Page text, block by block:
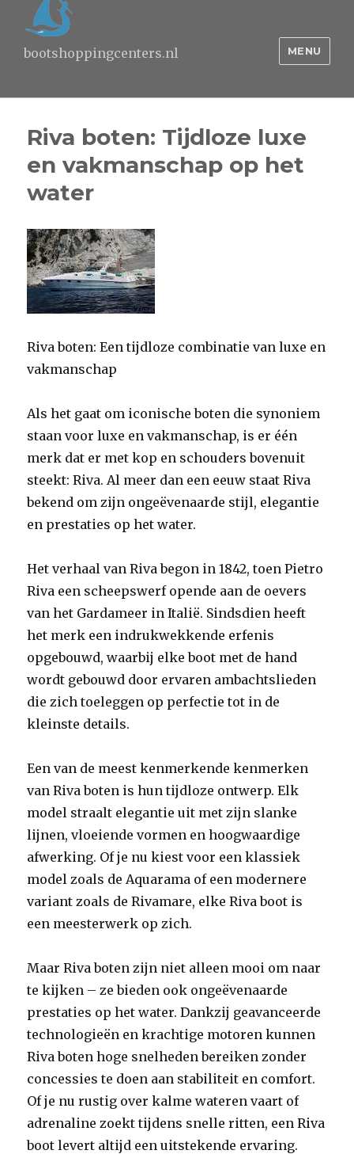
bootshoppingcenters.nl MENU
Riva boten: Tijdloze luxe
en vakmanschap op het
water
Riva boten: Een tijdloze combinatie van luxe en
vakmanschap
Als het gaat om iconische boten die synoniem
staan ​​voor luxe en vakmanschap, is er één
merk dat er met kop en schouders bovenuit
steekt: Riva. Al meer dan een eeuw staat Riva
bekend om zijn ongeëvenaarde stijl, elegantie
en prestaties op het water.
Het verhaal van Riva begon in 1842, toen Pietro
Riva een scheepswerf opende aan de oevers
van het Gardameer in Italië. Sindsdien heeft
het merk een indrukwekkende erfenis
opgebouwd, waarbij elke boot met de hand
wordt gebouwd door ervaren ambachtslieden
die zich toeleggen op perfectie tot in de
kleinste details.
Een van de meest kenmerkende kenmerken
van Riva boten is hun tijdloze ontwerp. Elk
model straalt elegantie uit met zijn slanke
lijnen, vloeiende vormen en hoogwaardige
afwerking. Of je nu kiest voor een klassiek
model zoals de Aquarama of een modernere
variant zoals de Rivamare, elke Riva boot is
een meesterwerk op zich.
Maar Riva boten zijn niet alleen mooi om naar
te kijken – ze bieden ook ongeëvenaarde
prestaties op het water. Dankzij geavanceerde
technologieën en krachtige motoren kunnen
Riva boten hoge snelheden bereiken zonder
concessies te doen aan stabiliteit en comfort.
Of je nu rustig over kalme wateren vaart of
adrenaline zoekt tijdens snelle ritten, een Riva
boot levert altijd een uitstekende ervaring.